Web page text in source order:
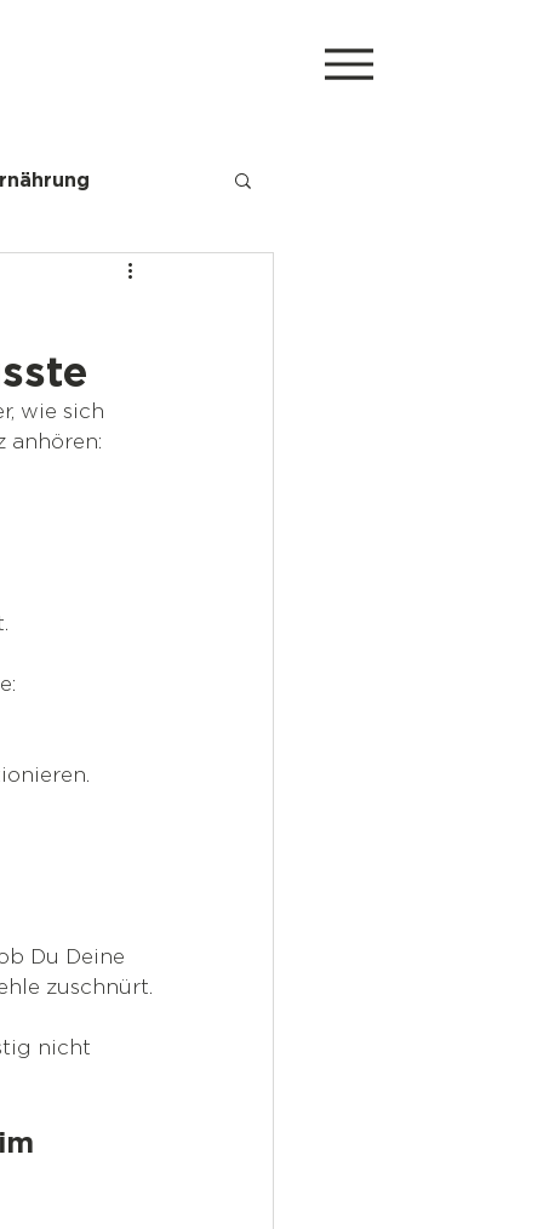
wie sich
anhören:
Du Deine
zuschnürt.
nicht